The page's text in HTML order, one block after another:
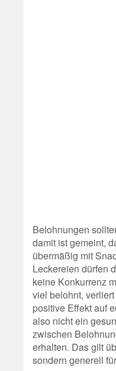
Belohnungen
damit ist gemeint,
übermäßig mit
Leckereien dürfen
keine Konkurrenz
viel belohnt,
positive Effekt auf
also nicht ein
zwischen
erhalten. Das gilt
sondern generell